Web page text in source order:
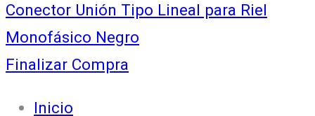
Conector Unión Tipo Lineal para Riel
Monofásico Negro
Finalizar Compra
Inicio